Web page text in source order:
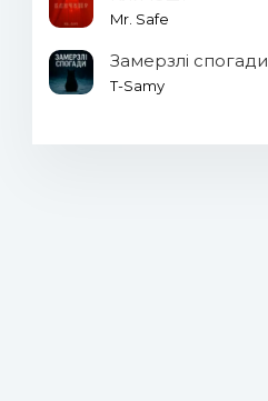
Mr. Safe
Замерзлі спогади
T-Samy